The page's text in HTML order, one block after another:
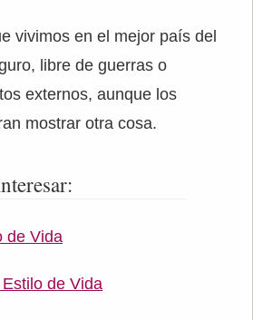
vivimos en el mejor país del
libre de guerras o
externos, aunque los
mostrar otra cosa.
de Vida
de Vida